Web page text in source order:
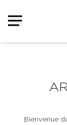
Bienvenue
Panneau de